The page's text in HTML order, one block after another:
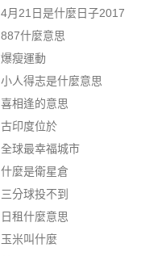
4月21日是什麼日子2017
887什麼意思
爆瘦運動
小人得志是什麼意思
喜相逢的意思
古印度位於
全球最幸福城市
什麼是衛星倉
三分球投不到
日租什麼意思
玉米叫什麼